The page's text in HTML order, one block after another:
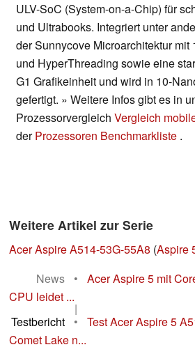
ULV-SoC (System-on-a-Chip) für
und Ultrabooks. Integriert unter
der Sunnycove Microarchitektur mit
und HyperThreading sowie eine
G1 Grafikeinheit und wird in 10-
gefertigt. » Weitere Infos gibt es in
Prozessorvergleich Vergleich
derProzessoren Benchmarkliste .
Weitere Artikel zur Serie
Acer Aspire A514-53G-55A8 (Aspire
News
•
Acer Aspire 5 mit
CPU leidet ...
|
Testbericht
•
Test Acer Aspire 5
Comet Lake n...